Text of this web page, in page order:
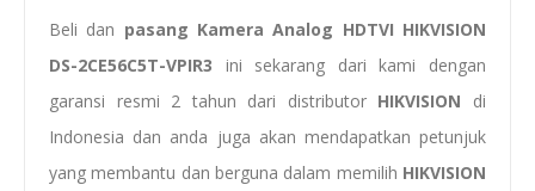
Beli dan pasang Kamera Analog HDTVI HIKVISION
DS-2CE56C5T-VPIR3 ini sekarang dari kami dengan
garansi resmi 2 tahun dari distributor HIKVISION di
Indonesia dan anda juga akan mendapatkan petunjuk
yang membantu dan berguna dalam memilih HIKVISION